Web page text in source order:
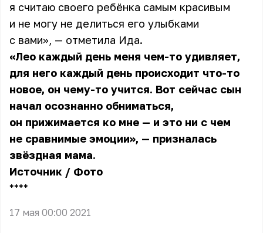
я считаю своего ребёнка самым красивым
и не могу не делиться его улыбками
с вами», — отметила Ида.
«Лео каждый день меня чем-то удивляет,
для него каждый день происходит что-то
новое, он чему-то учится. Вот сейчас сын
начал осознанно обниматься,
он прижимается ко мне — и это ни с чем
не сравнимые эмоции», — призналась
звёздная мама.
Источник / Фото
** **
17 мая 00:00 2021